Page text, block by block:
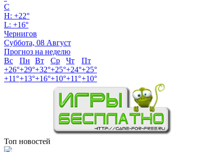
C
H: +22°
L: +16°
Чернигов
Суббота, 08 Август
Прогноз на неделю
Вс
Пн Вт Ср Чт
Пт
+26°+29°+32°+25°+24°+25°
+11°+13°+16°+10°+11°+10°
Топ новостей